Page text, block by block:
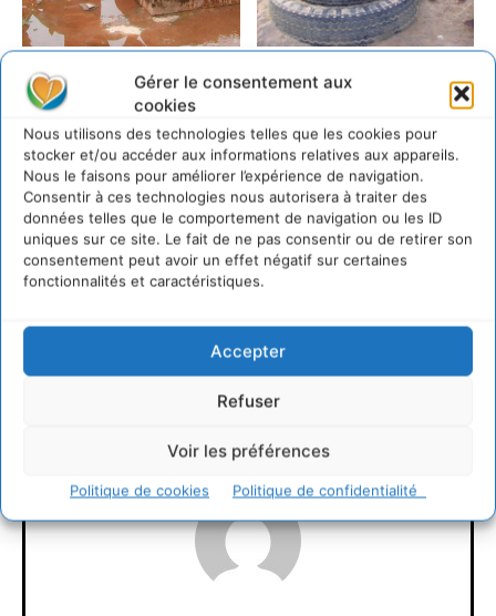
Gérer le consentement aux
cookies
Nous utilisons des technologies telles que les cookies pour
stocker et/ou accéder aux informations relatives aux appareils.
Nous le faisons pour améliorer l’expérience de navigation.
Consentir à ces technologies nous autorisera à traiter des
données telles que le comportement de navigation ou les ID
uniques sur ce site. Le fait de ne pas consentir ou de retirer son
consentement peut avoir un effet négatif sur certaines
fonctionnalités et caractéristiques.
Accepter
Refuser
Voir les préférences
Politique de cookies Politique de confidentialité
https://cdurable.info/+Mexico-bientot-ville-
verte+.html
LAISSER UN COMMENTAIRE
CONNECTER POUR LAISSER UN COMMENTAIRE